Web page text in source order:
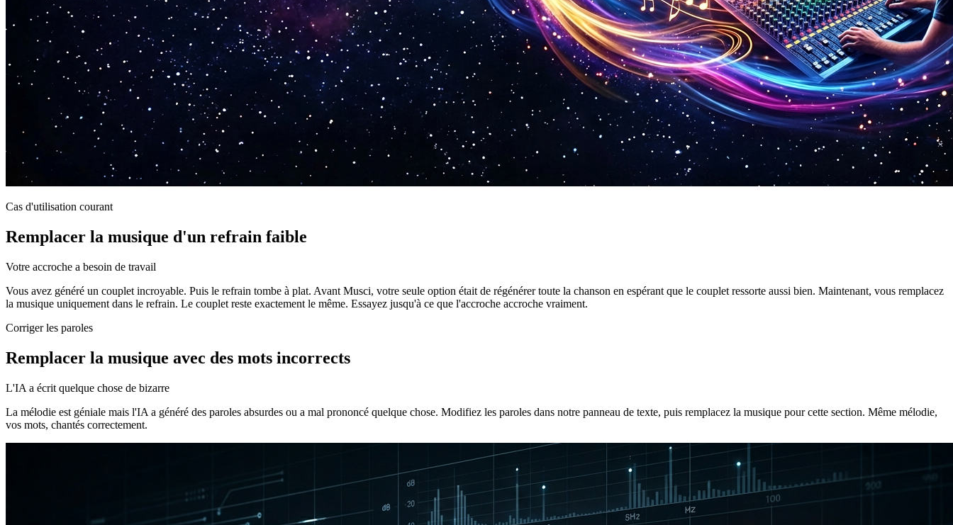
Cas d'utilisation courant
Remplacer la musique d'un refrain faible
Votre accroche a besoin de travail
Vous avez généré un couplet incroyable. Puis le refrain tombe à plat. Avant Musci, votre seule option était de régénérer toute la chanson en espérant que le couplet ressorte aussi bien. Maintenant, vous remplacez
la musique uniquement dans le refrain. Le couplet reste exactement le même. Essayez jusqu'à ce que l'accroche accroche vraiment.
Corriger les paroles
Remplacer la musique avec des mots incorrects
L'IA a écrit quelque chose de bizarre
La mélodie est géniale mais l'IA a généré des paroles absurdes ou a mal prononcé quelque chose. Modifiez les paroles dans notre panneau de texte, puis remplacez la musique pour cette section. Même mélodie,
vos mots, chantés correctement.